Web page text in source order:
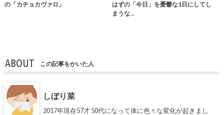
の「カチョカヴァロ」
はずの「今日」を憂鬱な1日にしてし
まうな…
ABOUT この記事をかいた人
しぼり菜
2017年現在57才 50代になって体に色々な変化が起きまし